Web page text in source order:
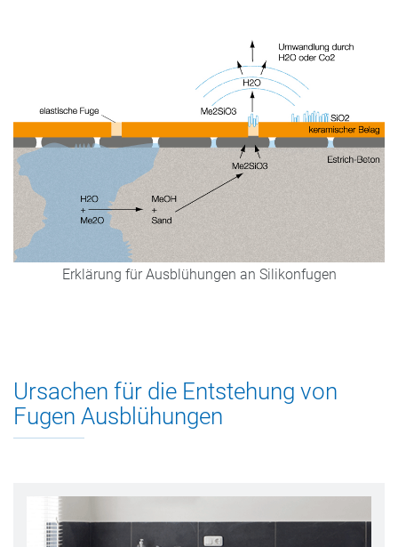
Erklärung für Ausblühungen an Silikonfugen
Ursachen für die Entstehung von
Fugen Ausblühungen